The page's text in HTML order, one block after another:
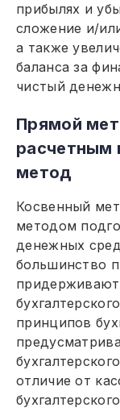
прибылях и
сложение и/
а также
баланса за
чистый
Прямой
расчетным
метод
Косвенный
методом
денежных
большинство
принципов
отличие от